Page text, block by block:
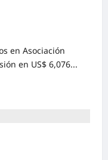
en Asociación
en US$ 6,076...